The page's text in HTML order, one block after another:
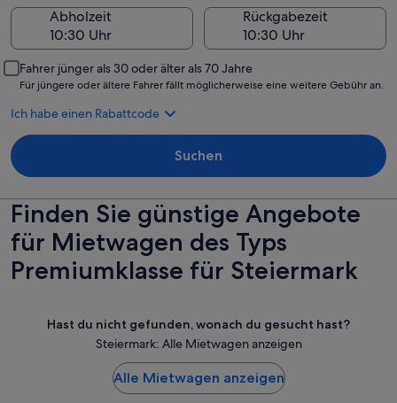
Abholzeit
Rückgabezeit
Fahrer jünger als 30 oder älter als 70 Jahre
Für jüngere oder ältere Fahrer fällt möglicherweise eine weitere Gebühr an.
Ich habe einen Rabattcode
Suchen
Finden Sie günstige Angebote
für Mietwagen des Typs
Premiumklasse für Steiermark
Hast du nicht gefunden, wonach du gesucht hast?
Steiermark: Alle Mietwagen anzeigen
Alle Mietwagen anzeigen